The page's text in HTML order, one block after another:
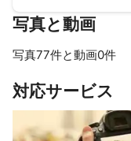
写真と動画
写真77件と動画0件
対応サービス